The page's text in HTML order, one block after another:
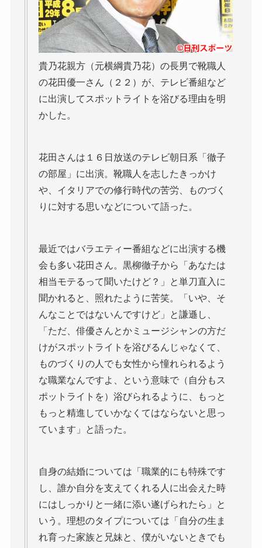
貴乃花親方（元横綱貴乃花）の長男で靴職人
の花田優一さん（２２）が、テレビ番組など
に出演してスポットライトを浴びる理由を明
かした。
花田さんは１６日放送のテレビ朝日系「徹子
の部屋」に出演。靴職人を志したきっかけ
や、イタリアでの修行時代の苦労、ものづく
りに対する思いなどについて語った。
最近ではバラエティー番組などに出演する機
会も多い花田さん。黒柳徹子から「あなたは
相当モテるって聞いたけど？」と単刀直入に
聞かれると、照れたように苦笑。「いや、そ
んなことではないんですけど」と謙遜し、
「ただ、俳優さんとかミュージシャンの方だ
けがスポットライトを浴びるんじゃなくて、
ものづくりの人でも女性から憧れられるよう
な職業なんですよ、という意味で（自分もス
ポットライトを）浴びられるように、もっと
もっと精進していかなくてはならないと思っ
ています」と語った。
自身の結婚については「職業的にも特殊です
し、誰か自分を支えてくれる人に出会えた時
にはしっかりと一緒に添い遂げられたら」と
いう。理想のタイプについては「自分の生ま
れ育った家族と兄妹と、僕がいないときでも